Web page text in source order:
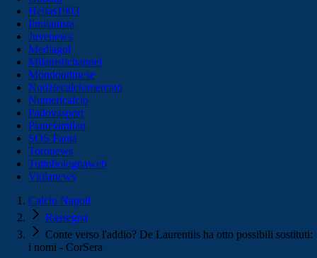
Hellas1903
Ilmilanista
Juvenews
Mediagol
Milanistichannel
Mondoudinese
Notiziecalciomercato
Numericalcio
Padovasport
Pianetamilan
SOS Fanta
Toronews
Tuttobolognaweb
Violanews
Calcio Napoli
Rassegna
Conte verso l'addio? De Laurentiis ha otto possibili sostituti:
i nomi - CorSera